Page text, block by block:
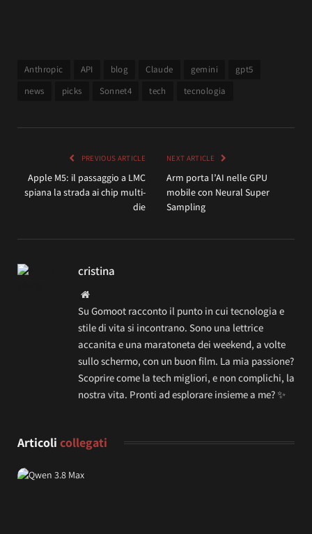
Anthropic API blog Claude gemini
gpt5
news
picks Sonnet4 tech tecnologia
PREVIOUS ARTICLE
Apple M5: il passaggio a LMC
spiana la strada ai chip multi-
die
NEXT ARTICLE
Arm porta l’AI nelle GPU
mobile con Neural Super
Sampling
cristina
Website
Su Gomoot racconto il punto in cui tecnologia e
stile di vita si incontrano. Sono una lettrice
accanita e una maratoneta dei weekend, a volte
sullo schermo, con un buon film. La mia passione?
Scoprire come la tech migliori, e non complichi, la
nostra vita. Pronti ad esplorare insieme a me? ✨
Articoli collegati